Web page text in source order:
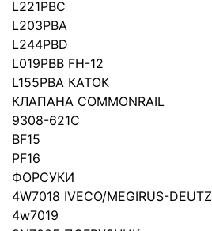
L221PBC
L203PBA
L244PBD
L019PBB FH-12
L155PBA КАТОК
КЛАПАНА COMMONRAIL
9308-621C
BF15
PF16
ФОРСУКИ
4W7018 IVECO/MEGIRUS-DEUTZ
4w7019